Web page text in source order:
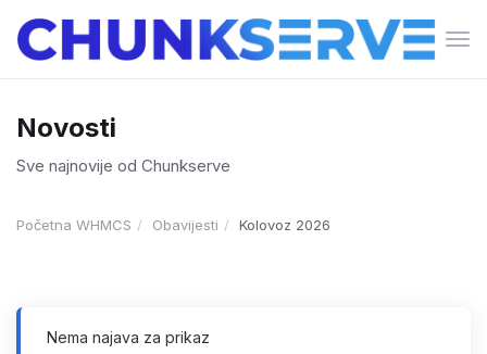
Novosti
Sve najnovije od Chunkserve
Početna WHMCS Obavijesti Kolovoz 2026
Nema najava za prikaz